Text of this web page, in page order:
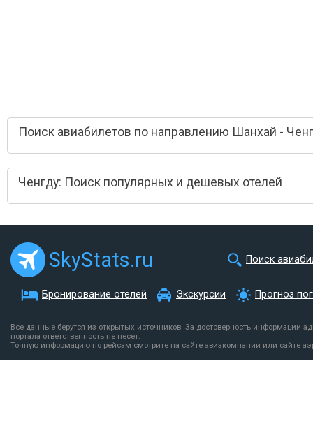
Поиск авиабилетов по направлению Шанхай -
Ченгду: Поиск популярных и дешевых отелей
SkyStats.ru Поиск
Бронирование отелей Экскурсии Прогноз
Все данные берутся из открытых источников. За достоверность информации
портала ответственность не несет.
Точную информацию по рейсам смотрите на сайте авиакомпании или сайте